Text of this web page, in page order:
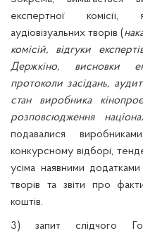
експертної
аудіовізуальних творів (
комісій, відгуки
Держкіно, висновки
протоколи засідань,
стан виробника
розповсюдження
подавалися
конкурсному відборі,
усіма наявними додатками
творів та звіти про
коштів.
3) запит слідчого